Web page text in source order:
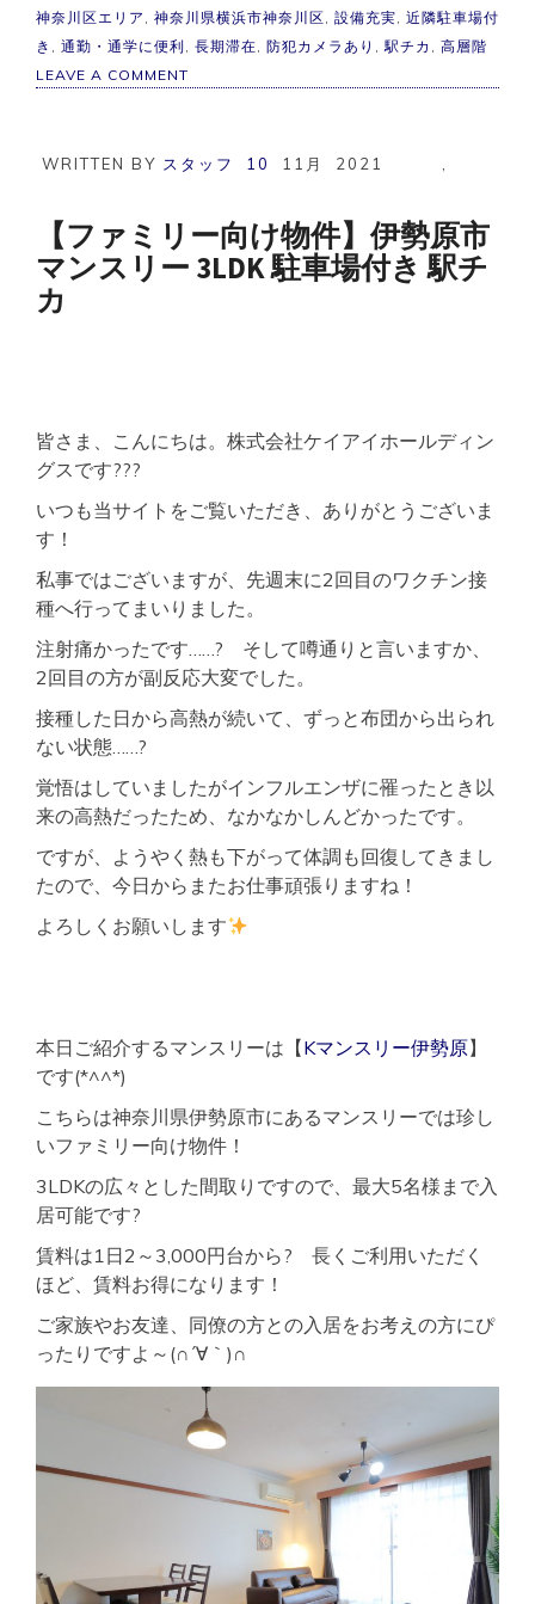
神奈川区エリア , 神奈川県横浜市神奈川区, 設備充実, 近隣駐車場付
き , 通勤・通学に便利 , 長期滞在, 防犯カメラあり ,駅チカ , 高層階
LEAVE A COMMENT
横
マ
ン
ー
格
安
ク
セ
好
階
単
人
歓
迎
WRITTEN BY スタッフ 10 11月 ,
2021
【ファミリー向け物件】伊勢原市
マンスリー 3LDK 駐車場付き 駅チ
カ
皆さま、こんにちは。株式会社ケイアイホールディン
グスです???
いつも当サイトをご覧いただき、ありがとうございま
す！
私事ではございますが、先週末に2回目のワクチン接
種へ行ってまいりました。
注射痛かったです……? そして噂通りと言いますか、
2回目の方が副反応大変でした。
接種した日から高熱が続いて、ずっと布団から出られ
ない状態……?
覚悟はしていましたがインフルエンザに罹ったとき以
来の高熱だったため、なかなかしんどかったです。
ですが、ようやく熱も下がって体調も回復してきまし
たので、今日からまたお仕事頑張りますね！
よろしくお願いします
本日ご紹介するマンスリーは【Kマンスリー伊勢原】
です(*^^*)
こちらは神奈川県伊勢原市にあるマンスリーでは珍し
いファミリー向け物件！
3LDKの広々とした間取りですので、最大5名様まで入
居可能です?
賃料は1日2～3,000円台から? 長くご利用いただく
ほど、賃料お得になります！
ご家族やお友達、同僚の方との入居をお考えの方にぴ
ったりですよ～(∩´∀｀)∩